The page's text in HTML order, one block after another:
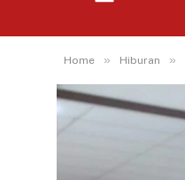
Home » Hiburan »